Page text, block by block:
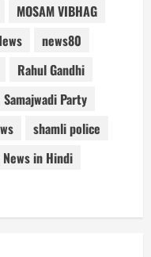
MOSAM VIBHAG
news80
Rahul Gandhi
Samajwadi Party
shamli police
News in Hindi